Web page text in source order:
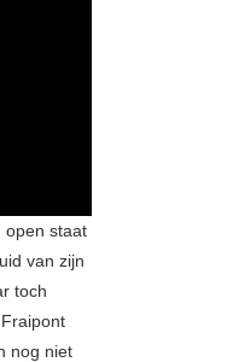
open staat
van zijn
toch
nog niet